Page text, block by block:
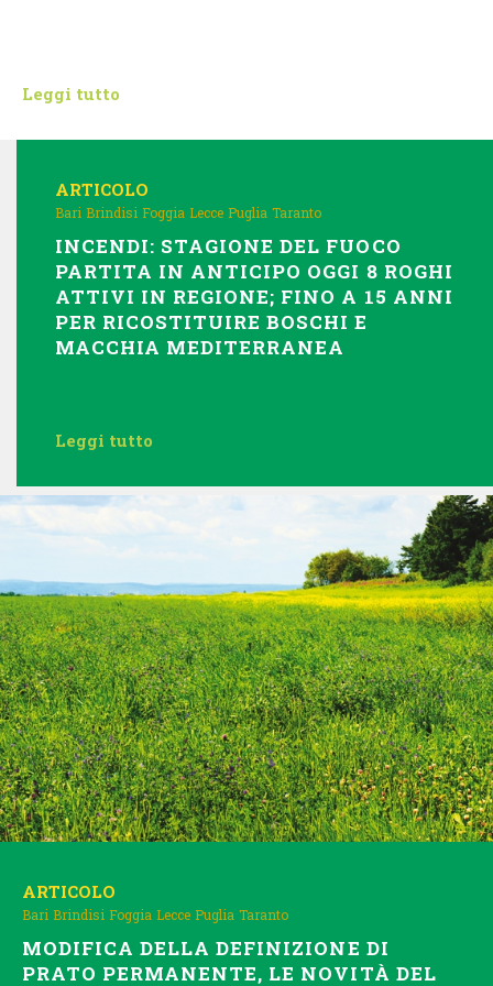
Leggi tutto
ARTICOLO
Bari Brindisi Foggia Lecce Puglia Taranto
INCENDI: STAGIONE DEL FUOCO
PARTITA IN ANTICIPO OGGI 8 ROGHI
ATTIVI IN REGIONE; FINO A 15 ANNI
PER RICOSTITUIRE BOSCHI E
MACCHIA MEDITERRANEA
Leggi tutto
ARTICOLO
Bari Brindisi Foggia Lecce Puglia Taranto
MODIFICA DELLA DEFINIZIONE DI
PRATO PERMANENTE, LE NOVITÀ DEL